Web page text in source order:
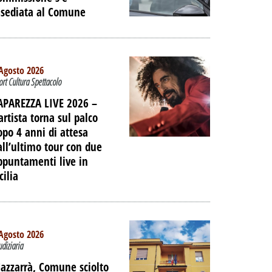
-
LE
al Comune
2026
Cultura Spettacolo
LIVE 2026 –
torna sul palco
4 anni di attesa
tour con due
live in
2026
Comune sciolto